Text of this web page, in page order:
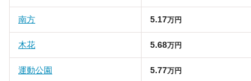
南方 5.17万円
木花 5.68万円
運動公園 5.77万円